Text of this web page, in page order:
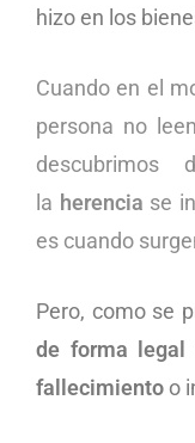
hizo en los
Cuando en el
persona no
la herencia se
es cuando
Pero, como se
de forma legal
fallecimiento o